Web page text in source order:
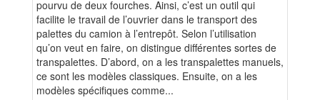
pourvu de deux fourches. Ainsi, c’est un outil qui
facilite le travail de l’ouvrier dans le transport des
palettes du camion à l’entrepôt. Selon l’utilisation
qu’on veut en faire, on distingue différentes sortes de
transpalettes. D’abord, on a les transpalettes manuels,
ce sont les modèles classiques. Ensuite, on a les
modèles spécifiques comme...